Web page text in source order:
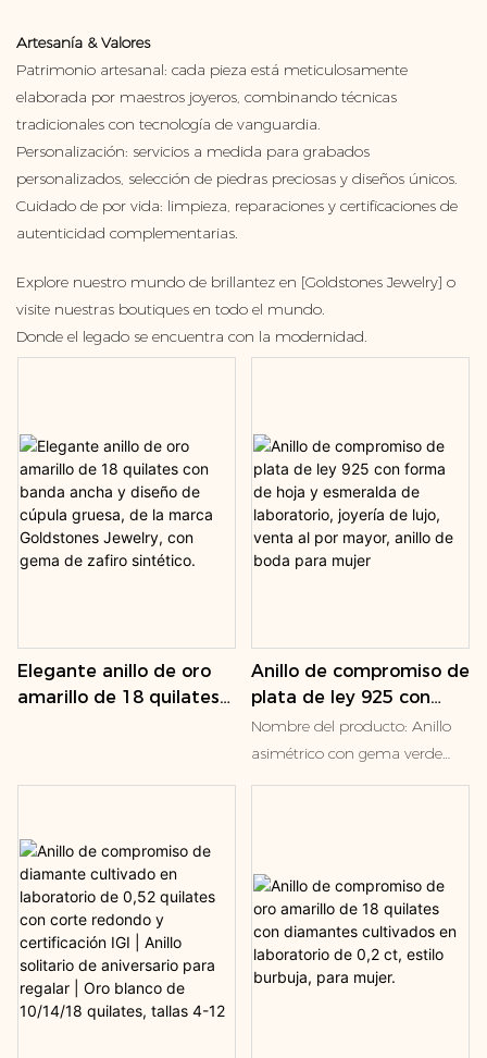
Artesanía & Valores
Patrimonio artesanal: cada pieza está meticulosamente
elaborada por maestros joyeros, combinando técnicas
tradicionales con tecnología de vanguardia.
Personalización: servicios a medida para grabados
personalizados, selección de piedras preciosas y diseños únicos.
Cuidado de por vida: limpieza, reparaciones y certificaciones de
autenticidad complementarias.
Explore nuestro mundo de brillantez en [Goldstones Jewelry] o
visite nuestras boutiques en todo el mundo.
Donde el legado se encuentra con la modernidad.
Elegante anillo de oro
amarillo de 18 quilates
sintético.
Anillo de compromiso de
plata de ley 925 con
forma de hoja y
esmeralda de
Nombre del producto: Anillo
asimétrico con gema verde
talla cojín 🌟 Puntos clave de
abierto, que combina una rica
piedra central verde con un
grupo en cascada de piedras
blancas talla pera en un lado,